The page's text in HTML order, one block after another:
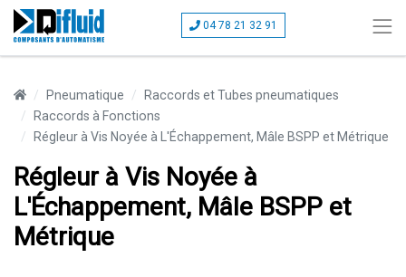
04 78 21 32 91
Pneumatique
Raccords et Tubes pneumatiques
Raccords à Fonctions
Régleur à Vis Noyée à L'Échappement, Mâle BSPP et Métrique
Régleur à Vis Noyée à
L'Échappement, Mâle BSPP et
Métrique